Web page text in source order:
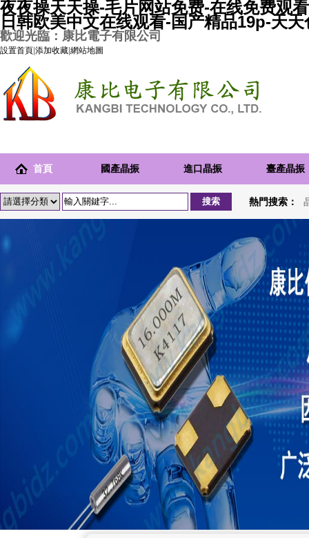
夜夜操天天操-毛片网站免费-在线免费观
日韩欧美中文在线观看-国产精品19p-天
歡迎光臨：康比電子有限公司
設置首頁 添加收藏 網站地圖
首頁 國產晶振 進口晶振 臺產晶振
熱門搜索：